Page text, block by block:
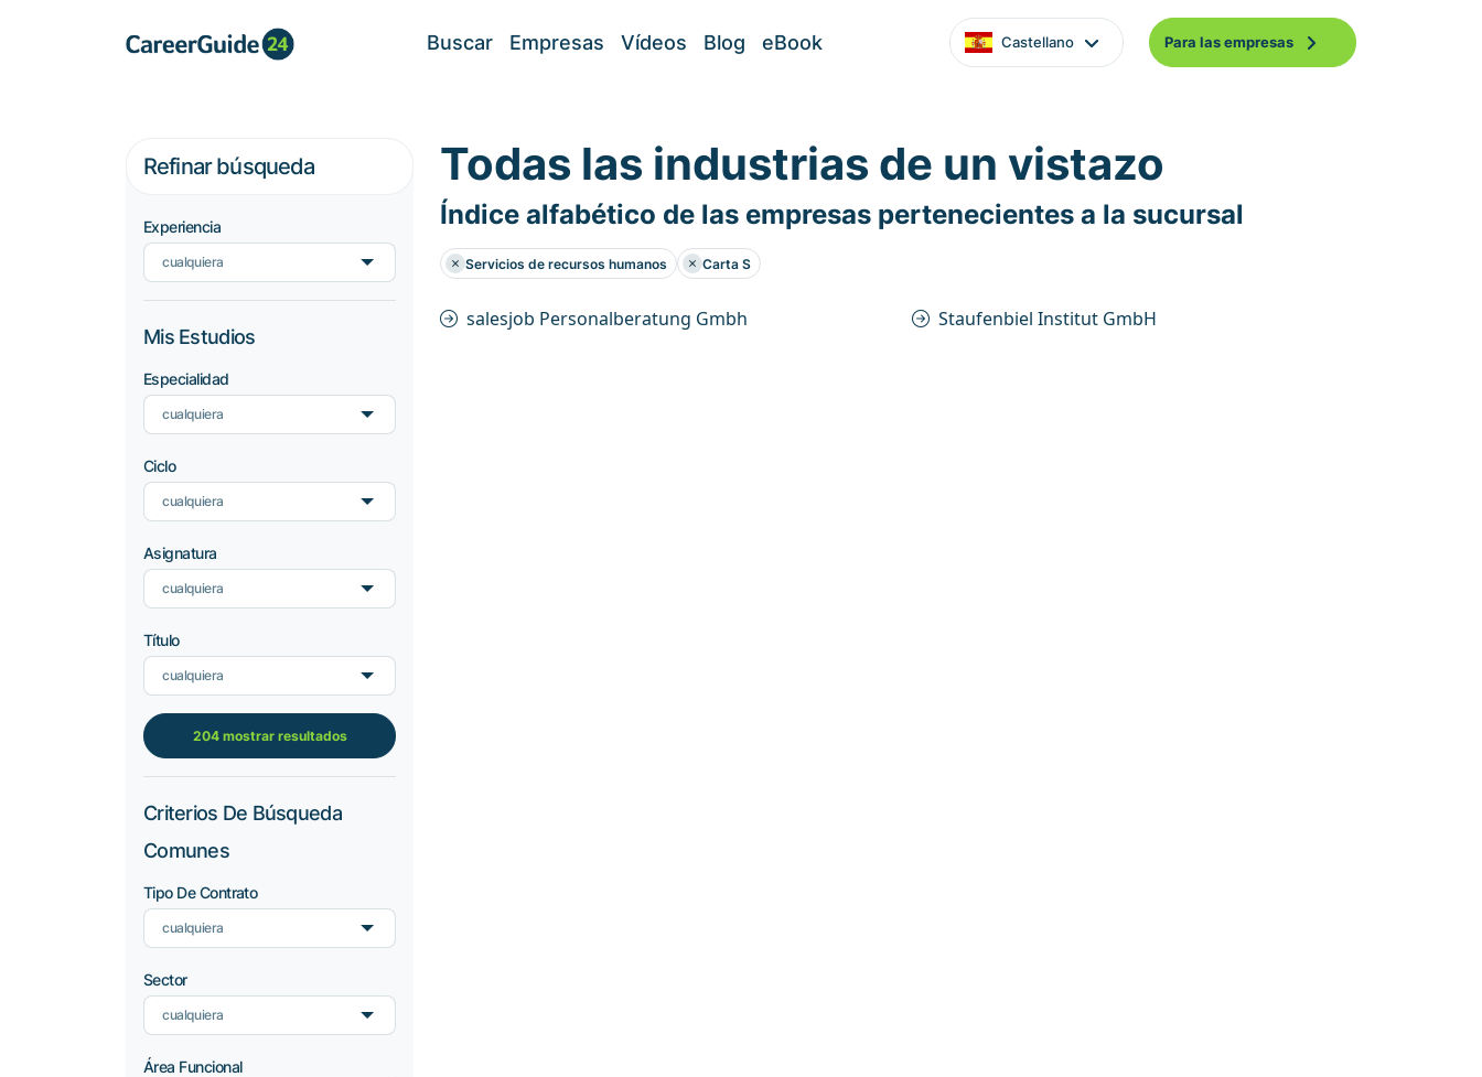
Buscar Empresas Vídeos Blog eBook Castellano Para las empresas
Refinar búsqueda
Experiencia
cualquiera
Mis Estudios
Especialidad
cualquiera
Ciclo
cualquiera
Asignatura
cualquiera
Título
cualquiera
204 mostrar resultados
Criterios De Búsqueda
Comunes
Tipo De Contrato
cualquiera
Sector
cualquiera
Área Funcional
Todas las industrias de un vistazo
Índice alfabético de las empresas pertenecientes a la sucursal
Servicios de recursos humanos Carta S
salesjob Personalberatung Gmbh Staufenbiel Institut GmbH